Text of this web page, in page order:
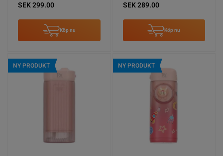
SEK 299.00
Köp nu
spolning - Vit
SEK 289.00
Köp nu
NY PRODUKT NY PRODUKT